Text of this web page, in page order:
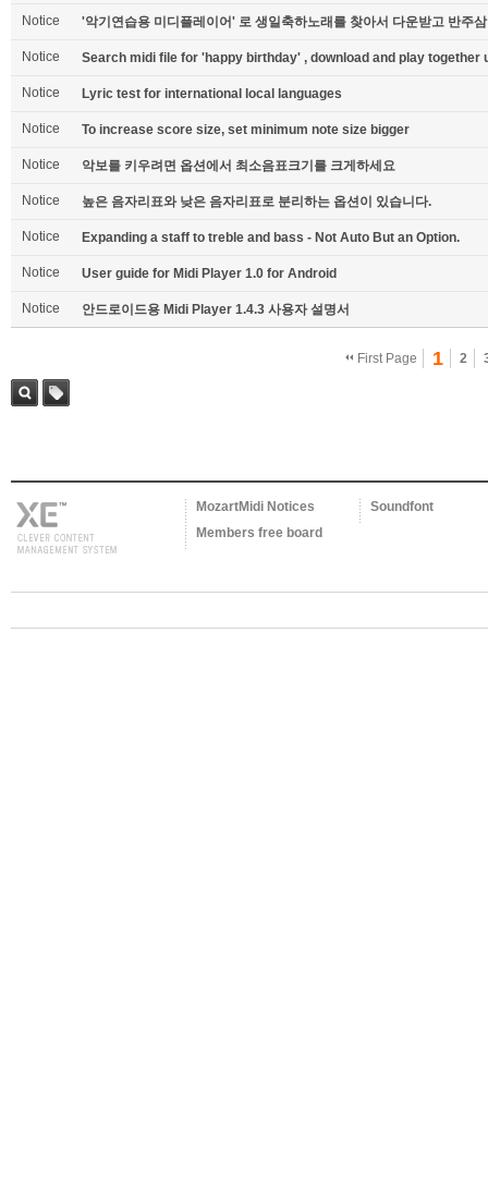
Notice '악기연습용 미디플레이어' 로 생일축하노래를 찾아서 다운받고 반주
Notice Search midi file for 'happy birthday' , download and play
Notice Lyric test for international local languages
Notice To increase score size, set minimum note size bigger
Notice 악보를 키우려면 옵션에서 최소음표크기를 크게하세요
Notice 높은 음자리표와 낮은 음자리표로 분리하는 옵션이 있습니다.
Notice Expanding a staff to treble and bass - Not Auto But an Option.
Notice User guide for Midi Player 1.0 for Android
Notice 안드로이드용 Midi Player 1.4.3 사용자 설명서
First Page 1 2
MozartMidi Notices
Soundfont
Members free board